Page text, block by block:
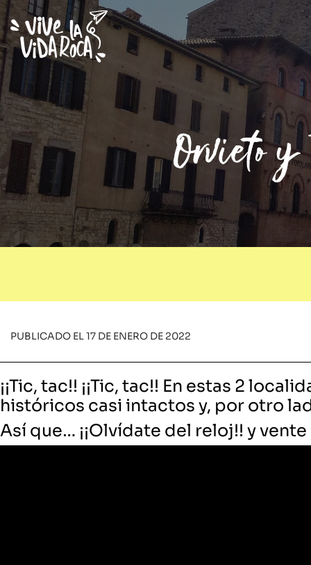
Orvieto
PUBLICADO EL 17 DE ENERO DE 2022
¡¡Tic, tac!! ¡¡Tic, tac!! En estas 2
históricos casi intactos y, por otro
Así que… ¡¡Olvídate del reloj!! y